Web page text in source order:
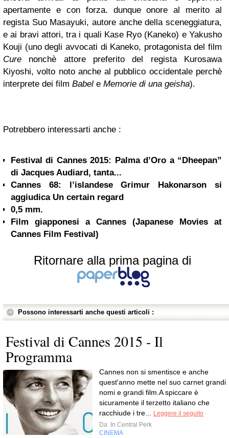
apertamente e con forza. dunque onore al merito al
regista Suo Masayuki, autore anche della sceneggiatura,
e ai bravi attori, tra i quali Kase Ryo (Kaneko) e Yakusho
Kouji (uno degli avvocati di Kaneko, protagonista del film
Cure nonchè attore preferito del regista Kurosawa
Kiyoshi, volto noto anche al pubblico occidentale perchè
interprete dei film Babel e Memorie di una geisha).
Potrebbero interessarti anche :
Festival di Cannes 2015: Palma d’Oro a “Dheepan”
di Jacques Audiard, tanta...
Cannes 68: l’islandese Grimur Hakonarson si
aggiudica Un certain regard
0,5 mm.
Film giapponesi a Cannes (Japanese Movies at
Cannes Film Festival)
Ritornare alla prima pagina di
Possono interessarti anche questi articoli :
Festival di Cannes 2015 - Il
Programma
Cannes non si smentisce e anche
quest'anno mette nel suo carnet grandi
nomi e grandi film.A spiccare è
sicuramente il terzetto italiano che
racchiude i tre...
Leggere il seguito
Da
In Central Perk
CINEMA